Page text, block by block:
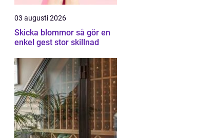
03 augusti 2026
Skicka blommor så gör en
enkel gest stor skillnad